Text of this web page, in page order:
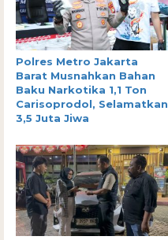
Polres Metro Jakarta
Barat Musnahkan Bahan
Baku Narkotika 1,1 Ton
Carisoprodol, Selamatkan
3,5 Juta Jiwa